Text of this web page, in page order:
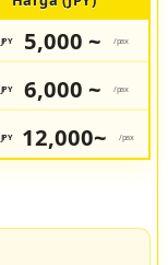
JPY 5,000 ~ /pax
JPY 6,000 ~ /pax
JPY 12,000~ /pax